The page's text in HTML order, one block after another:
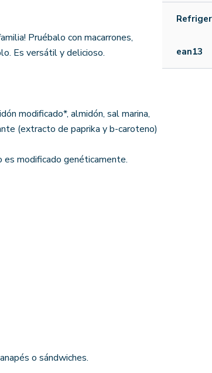
Pruébalo con macarrones,
Es versátil y delicioso.
modificado*, almidón, sal marina,
(extracto de paprika y b-caroteno)
es modificado genéticamente.
o sándwiches.
ean13